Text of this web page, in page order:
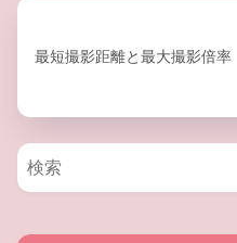
最短撮影距離と最大撮影倍率